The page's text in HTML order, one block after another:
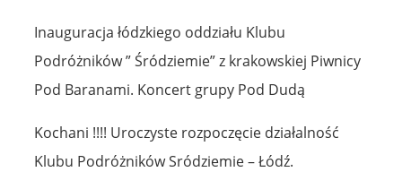
Inauguracja łódzkiego oddziału Klubu
Podróżników ” Śródziemie” z krakowskiej Piwnicy
Pod Baranami. Koncert grupy Pod Dudą
Kochani !!!! Uroczyste rozpoczęcie działalność
Klubu Podróżników Sródziemie – Łódź.